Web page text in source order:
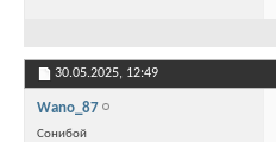
30.05.2025, 12:49
Wano_87
Сонибой